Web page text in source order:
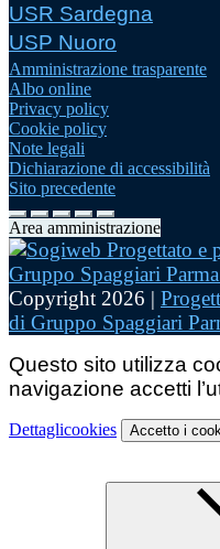
USR Sardegna
USP Nuoro
Amministrazione trasparente
Albo online
Privacy policy
Cookie policy
Note legali
Dichiarazione di accessibilità
Sito precedente
Area amministrazione
Copyright 2026 |
di Gruppo Spaggiari
Questo sito utilizza
navigazione accetti
Dettaglicookies Accetto i